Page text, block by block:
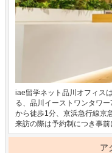
iae留学ネット品川オフィス
る、品川イーストワンタワ
から徒歩1分、京浜急行線京
来訪の際は予約制につき事前
ア